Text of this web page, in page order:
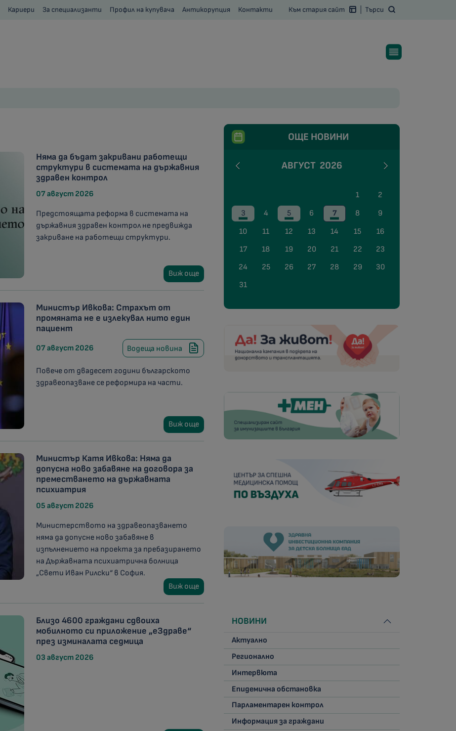
Кариери За специализанти Профил на купувача Антикорупция Контакти Към стария сайт Търси
Няма да бъдат закривани работещи
структури в системата на държавния
здравен контрол
07 август 2026
Предстоящата реформа в системата на
държавния здравен контрол не предвижда
закриване на работещи структури.
Виж още
Министър Ивкова: Страхът от
промяната не е излекувал нито един
пациент
07 август 2026 Водеща новина
Повече от двадесет години българското
здравеопазване се реформира на части.
Виж още
Министър Катя Ивкова: Няма да
допусна ново забавяне на договора за
преместването на държавната
психиатрия
05 август 2026
Министерството на здравеопазването
няма да допусне ново забавяне в
изпълнението на проекта за пребазирането
на Държавната психиатрична болница
„Свети Иван Рилски“ в София.
Виж още
Близо 4600 граждани сдвоиха
мобилното си приложение „еЗдраве“
през изминалата седмица
03 август 2026
ОЩЕ НОВИНИ
АВГУСТ 2026
1
2
3
4 5 6 7 8
9
10
11 12 13 14 15
16
17
18 19 20 21 22
23
24
25 26 27 28 29
30
31
НОВИНИ
Актуално
Регионално
Интервюта
Епидемична обстановка
Парламентарен контрол
Информация за граждани